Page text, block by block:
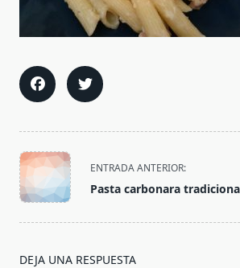
<span
class="nav-
subtitle
screen-
text">Página</span>
ENTRADA ANTERIOR:
Pasta carbonara
DEJA UNA RESPUESTA